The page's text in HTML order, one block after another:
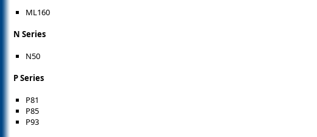
ML160
N Series
N50
P Series
P81
P85
P93